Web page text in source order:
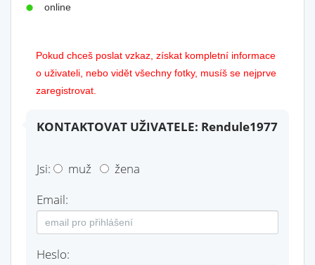
online
Pokud chceš poslat vzkaz, získat kompletní informace
o uživateli, nebo vidět všechny fotky, musíš se nejprve
zaregistrovat.
KONTAKTOVAT UŽIVATELE: Rendule1977
Jsi: muž
žena
Email:
Heslo: